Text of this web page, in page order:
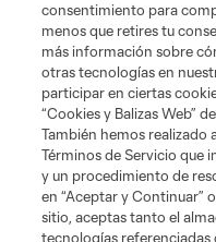
Terminos de servicio
Politica
Do Not Sell or Share My
©2026 MLS. The Major League
registered trademarks of Major
consentimiento para
menos que retires tu
más información sobre
otras tecnologías en
participar en ciertas
“Cookies y Balizas Web”
También hemos realizado
Términos de Servicio que
y un procedimiento de
en “Aceptar y Continuar”
sitio, aceptas tanto el
tecnologías referenciadas